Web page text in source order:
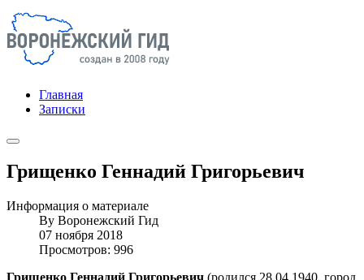
Главная
Записки
Грищенко Геннадий Григорьевич
Информация о материале
By Воронежский Гид
07 ноября 2018
Просмотров: 996
Грищенко Геннадий Григорьевич (родился 28.04.1940, город